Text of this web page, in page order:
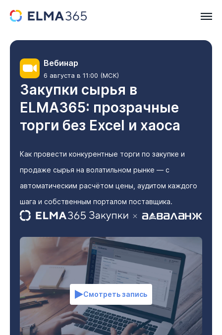
Вебинар
6 августа в 11:00 (МСК)
Закупки сырья в
ELMA365: прозрачные
торги без Excel и хаоса
Как провести конкурентные торги по закупке и
продаже сырья на волатильном рынке — с
автоматическим расчётом цены, аудитом каждого
шага и собственным порталом поставщика.
Смотреть запись